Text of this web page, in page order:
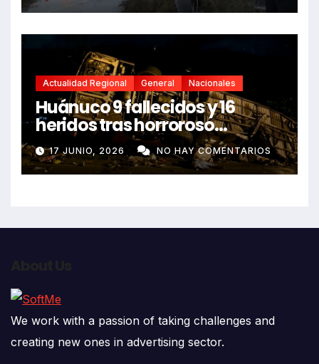
Actualidad Regional General Nacionales
Huánuco 9 fallecidos y 16
heridos tras horroroso
despiste de bus Real Chancas
que impactó contra vivienda
17 JUNIO, 2026 NO HAY COMENTARIOS
We work with a passion of taking challenges and
creating new ones in advertising sector.